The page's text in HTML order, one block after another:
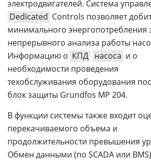
Об
издании
Реклама
Вакансии
Контакты
Max
Telegram
Дзен
VK
Rutube
электродвигателей. Система
Dedicated Controls позволяет
минимального энергопотребления
непрерывного анализа работы
Информацию о КПД насоса и о
необходимости проведения
техобслуживания оборудования
блок защиты Grundfos MP 204.
В функции системы также входит
перекачиваемого объема и
продолжительности превышения
Обмен данными (по SCADA или BMS)